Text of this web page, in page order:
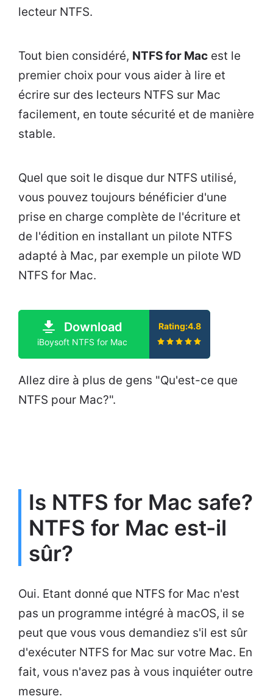
lecteur NTFS.
Tout bien considéré, NTFS for Mac est le
premier choix pour vous aider à lire et
écrire sur des lecteurs NTFS sur Mac
facilement, en toute sécurité et de manière
stable.
Quel que soit le disque dur NTFS utilisé,
vous pouvez toujours bénéficier d'une
prise en charge complète de l'écriture et
de l'édition en installant un pilote NTFS
adapté à Mac, par exemple un pilote WD
NTFS for Mac.
Download
iBoysoft NTFS for Mac
Rating:4.8
Allez dire à plus de gens "Qu'est-ce que
NTFS pour Mac?".
Is NTFS for Mac safe?
NTFS for Mac est-il
sûr?
Oui. Etant donné que NTFS for Mac n'est
pas un programme intégré à macOS, il se
peut que vous vous demandiez s'il est sûr
d'exécuter NTFS for Mac sur votre Mac. En
fait, vous n'avez pas à vous inquiéter outre
mesure.